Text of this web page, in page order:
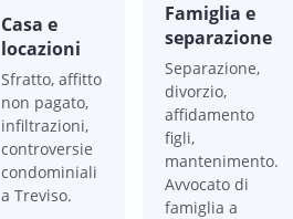
Casa e
locazioni
Sfratto, affitto
non pagato,
infiltrazioni,
controversie
condominiali
a Treviso.
Famiglia e
separazione
Separazione,
divorzio,
affidamento
figli,
mantenimento.
Avvocato di
famiglia a